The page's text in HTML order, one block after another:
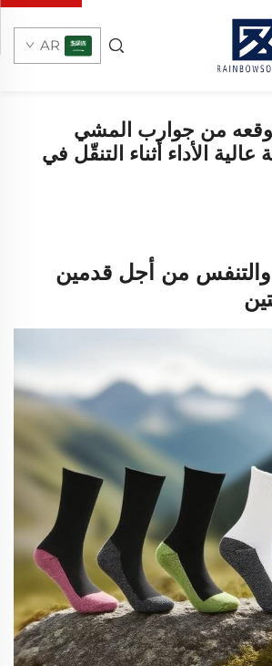
AR
من جوارب المشي
الأداء أثناء التنقّل في
من أجل قدمين